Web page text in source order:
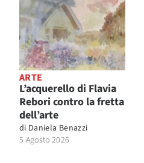
ARTE
L’acquerello di Flavia
Rebori contro la fretta
dell’arte
di Daniela Benazzi
5 Agosto 2026